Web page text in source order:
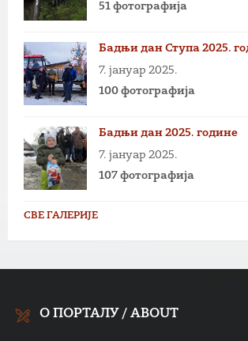
51 фотографија
Бадњи дан Ступа 2025.
7. јануар 2025.
100 фотографија
Бадњи дан 2025. године
7. јануар 2025.
107 фотографија
СВЕ ГАЛЕРИЈЕ
О ПОРТАЛУ / ABOUT